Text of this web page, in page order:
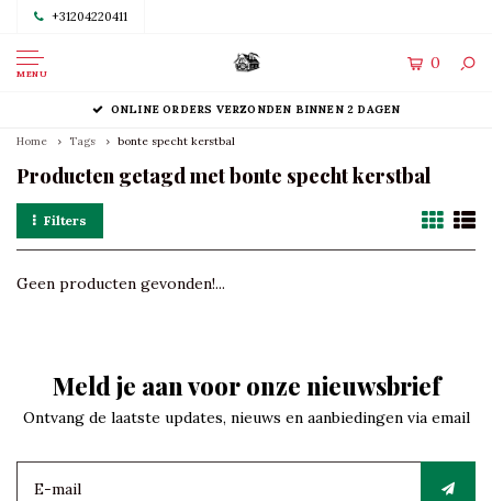
+31204220411
MENU
0
ONLINE ORDERS VERZONDEN BINNEN 2 DAGEN
Home Tags bonte specht kerstbal
Producten getagd met bonte specht kerstbal
Filters
Geen producten gevonden!...
Meld je aan voor onze nieuwsbrief
Ontvang de laatste updates, nieuws en aanbiedingen via email